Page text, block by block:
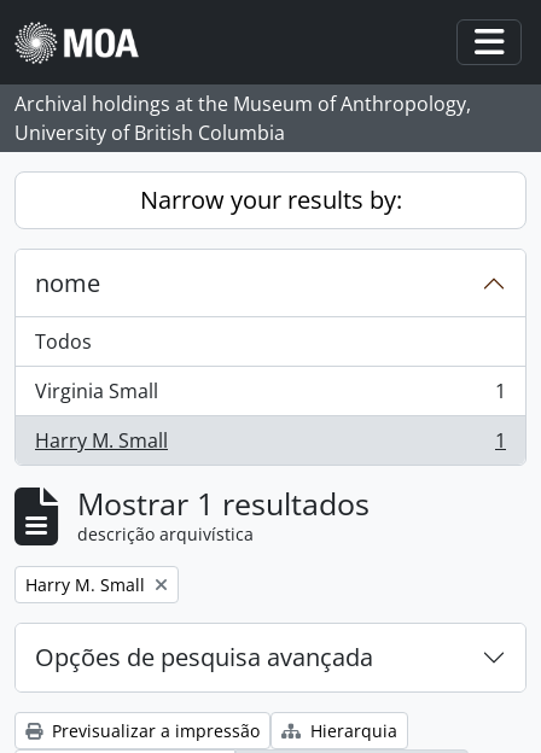
Skip to main content
Archival holdings at the Museum of Anthropology,
University of British Columbia
Narrow your results by:
nome
Todos
Virginia Small
, 1 resultados
1
Harry M. Small
, 1 resultados 1
Mostrar 1 resultados
descrição arquivística
Remove filter:
Harry M. Small
Opções de pesquisa avançada
Previsualizar a impressão
Hierarquia